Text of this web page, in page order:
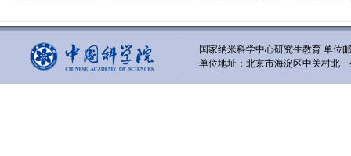
国家纳米科学中心研究生教育 单位
单位地址：北京市海淀区中关村北